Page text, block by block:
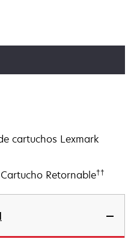
cartuchos Lexmark
Retornable††